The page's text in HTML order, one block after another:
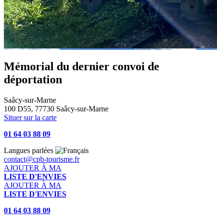
Mémorial du dernier convoi de
déportation
Saâcy-sur-Marne
100 D55, 77730 Saâcy-sur-Marne
Situer sur la carte
01 64 03 88 09
Langues parlées
contact@cpb-tourisme.fr
AJOUTER À MA
LISTE D'ENVIES
AJOUTER À MA
LISTE D'ENVIES
01 64 03 88 09